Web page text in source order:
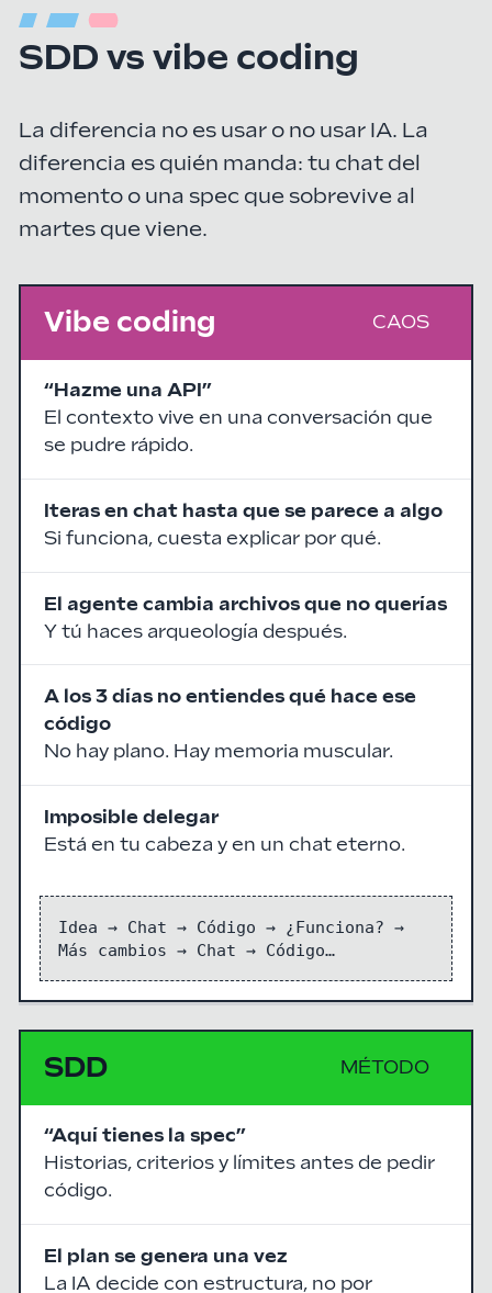
SDD vs vibe coding
La diferencia no es usar o no usar IA. La
diferencia es quién manda: tu chat del
momento o una spec que sobrevive al
martes que viene.
Vibe coding CAOS
“Hazme una API”
El contexto vive en una conversación que
se pudre rápido.
Iteras en chat hasta que se parece a algo
Si funciona, cuesta explicar por qué.
El agente cambia archivos que no querías
Y tú haces arqueología después.
A los 3 días no entiendes qué hace ese
código
No hay plano. Hay memoria muscular.
Imposible delegar
Está en tu cabeza y en un chat eterno.
Idea → Chat → Código → ¿Funciona? →
Más cambios → Chat → Código…
SDD MÉTODO
“Aquí tienes la spec”
Historias, criterios y límites antes de pedir
código.
El plan se genera una vez
La IA decide con estructura, no por